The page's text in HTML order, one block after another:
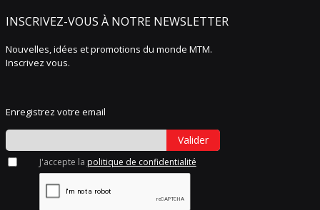
INSCRIVEZ-VOUS À NOTRE NEWSLETTER
Nouvelles, idées et promotions du monde MTM.
Inscrivez vous.
Enregistrez votre email
Valider
J'accepte la politique de confidentialité